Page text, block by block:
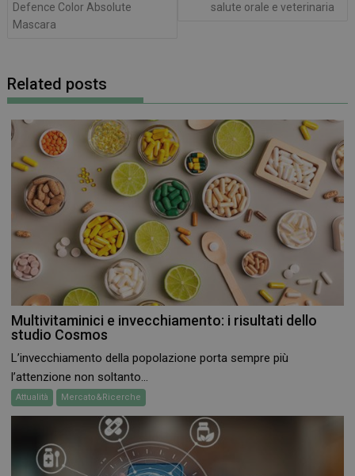
Defence Color Absolute
Mascara
salute orale e veterinaria
Related posts
Multivitaminici e invecchiamento: i risultati dello
studio Cosmos
L’invecchiamento della popolazione porta sempre più
l’attenzione non soltanto...
Attualità Mercato&Ricerche